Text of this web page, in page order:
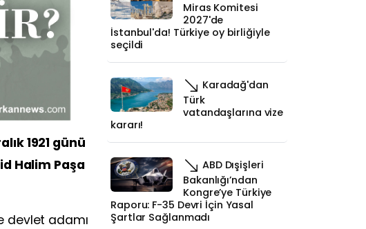
1921 günü
Halim Paşa
devlet adamı
Miras Komitesi
2027'de
İstanbul'da! Türkiye oy birliğiyle
seçildi
Karadağ'dan
Türk
vatandaşlarına vize
kararı!
ABD Dışişleri
Bakanlığı’ndan
Kongre’ye Türkiye
Raporu: F-35 Devri İçin Yasal
Şartlar Sağlanmadı